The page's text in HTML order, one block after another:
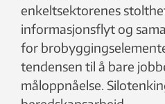
enkeltsektorenes
informasjonsflyt og
for
tendensen til å bare
måloppnåelse.